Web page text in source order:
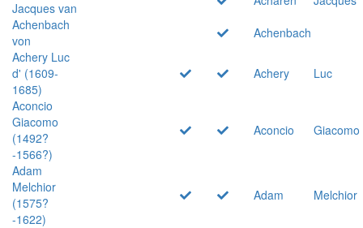
Jacques van
Achenbach
von
Achenbach
Achery Luc
d' (1609-
1685)
Achery
Luc
Aconcio
Giacomo
(1492?
-1566?)
Aconcio Giacomo
Adam
Melchior
(1575?
-1622)
Adam Melchior